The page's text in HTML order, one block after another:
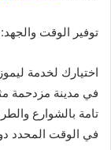
توفير الوقت والجهد:
في مدينة مزدحمة
تامة بالشوارع
في الوقت المحدد